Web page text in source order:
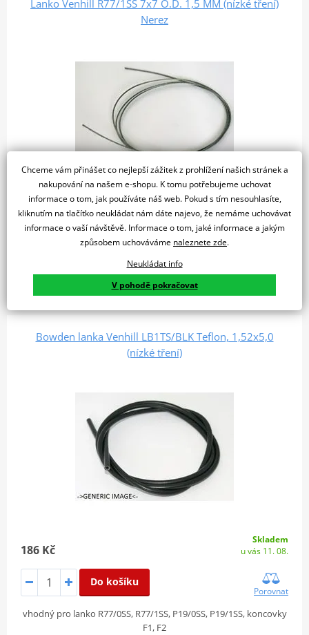
Lanko Venhill R77/1SS 7x7 O.D. 1,5 MM (nízké tření)
Nerez
110 Kč
Skladem
u vás 11. 08.
Do košíku
vhodné pro bowden LB1TS, LB2TS
Bowden lanka Venhill LB1TS/BLK Teflon, 1,52x5,0
(nízké tření)
186 Kč
Skladem
u vás 11. 08.
Do košíku
Porovnat
vhodný pro lanko R77/0SS, R77/1SS, P19/0SS, P19/1SS, koncovky
F1, F2
Chceme vám přinášet co nejlepší zážitek z prohlížení našich stránek a
nakupování na našem e-shopu. K tomu potřebujeme uchovat
informace o tom, jak používáte náš web. Pokud s tím nesouhlasíte,
kliknutím na tlačítko neukládat nám dáte najevo, že nemáme uchovávat
informace o vaší návštěvě. Informace o tom, jaké informace a jakým
způsobem uchováváme naleznete zde.
Neukládat info
V pohodě pokračovat